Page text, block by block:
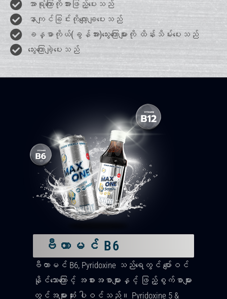
အာရုံကြောကိုအားဖြည့်ပေးသည်
နာကျင်ခြင်းကိုလျော့ချပေးသည်
ခန္ဓာကိုယ်(ခွန်အား)သွေးကြောများကို ထိန်းသိမ်းပေးသည်
သွေးကြောချဲ့ပေးသည်
ဗီတာမင် B6
ဗီတာမင် B6, Pyridoxine သည်ရေတွင် ပျော်ဝင်
နိုင်သောကြောင့် အစားအစာများနှင့် ဖြည့်စွက်စာများ
တွင်အများဆုံး ပါဝင်သည်။ Pyridoxine 5 &